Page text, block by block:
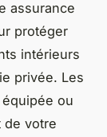
assurance
protéger
intérieurs
privée. Les
ou
de votre